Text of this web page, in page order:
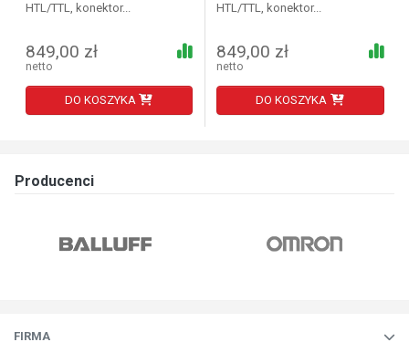
HTL/TTL, konektor...
849,00 zł
netto
DO KOSZYKA
HTL/TTL, konektor...
849,00 zł
netto
DO KOSZYKA
Producenci
FIRMA